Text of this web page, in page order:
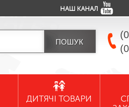
НАШ КАНАЛ
ДИТЯЧІ ТОВАРИ